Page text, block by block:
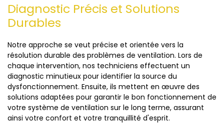
Diagnostic Précis et Solutions
Durables
Notre approche se veut précise et orientée vers la
résolution durable des problèmes de ventilation. Lors de
chaque intervention, nos techniciens effectuent un
diagnostic minutieux pour identifier la source du
dysfonctionnement. Ensuite, ils mettent en œuvre des
solutions adaptées pour garantir le bon fonctionnement de
votre système de ventilation sur le long terme, assurant
ainsi votre confort et votre tranquillité d'esprit.